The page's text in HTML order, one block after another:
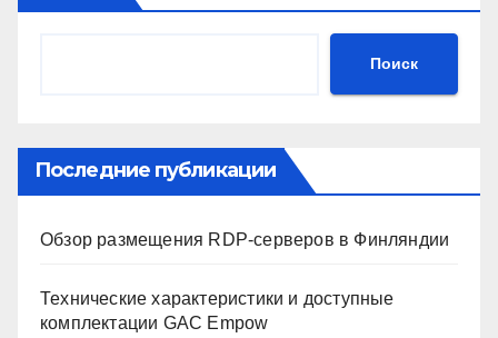
Поиск
Последние публикации
Обзор размещения RDP-серверов в Финляндии
Технические характеристики и доступные
комплектации GAC Empow